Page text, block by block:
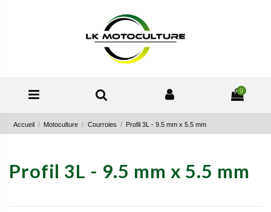
0
Accueil Motoculture Courroies Profil 3L - 9.5 mm x 5.5 mm
Profil 3L - 9.5 mm x 5.5 mm